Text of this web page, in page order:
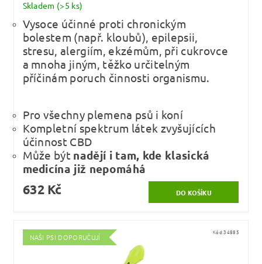
Skladem (>5 ks)
Vysoce účinné proti chronickým
bolestem (např. kloubů), epilepsii,
stresu, alergiím, ekzémům, při cukrovce
a mnoha jiným, těžko určitelným
příčinám poruch činnosti organismu.
Pro všechny plemena psů i koní
Kompletní spektrum látek zvyšujících
účinnost CBD
Může být nadějí i tam, kde klasická
medicína již nepomáhá
632 Kč
NAŠI PSI DOPORUČUJÍ
Kód:34885